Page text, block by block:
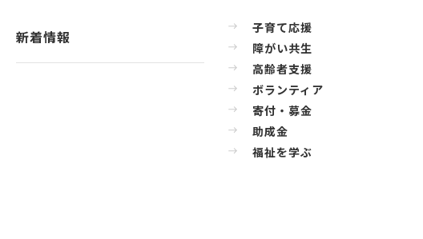
新着情報
子育て応援
障がい共生
高齢者支援
ボランティア
寄付・募金
助成金
福祉を学ぶ